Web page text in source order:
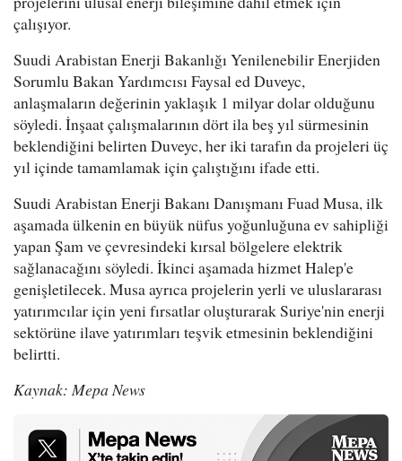
çalışıyor.
Suudi Arabistan Enerji Bakanlığı Yenilenebilir Enerjiden
Sorumlu Bakan Yardımcısı Faysal ed Duveyc,
anlaşmaların değerinin yaklaşık 1 milyar dolar olduğunu
söyledi. İnşaat çalışmalarının dört ila beş yıl sürmesinin
beklendiğini belirten Duveyc, her iki tarafın da projeleri üç
yıl içinde tamamlamak için çalıştığını ifade etti.
Suudi Arabistan Enerji Bakanı Danışmanı Fuad Musa, ilk
aşamada ülkenin en büyük nüfus yoğunluğuna ev sahipliği
yapan Şam ve çevresindeki kırsal bölgelere elektrik
sağlanacağını söyledi. İkinci aşamada hizmet Halep'e
genişletilecek. Musa ayrıca projelerin yerli ve uluslararası
yatırımcılar için yeni fırsatlar oluşturarak Suriye'nin enerji
sektörüne ilave yatırımları teşvik etmesinin beklendiğini
belirtti.
Kaynak: Mepa News